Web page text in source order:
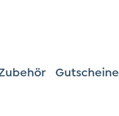
Gutscheine